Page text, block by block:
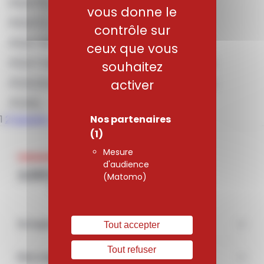
vous donne le
contrôle sur
ceux que vous
souhaitez
activer
Nos partenaires
(1)
Mesure
d'audience
(Matomo)
Tout accepter
Tout refuser
PER72 – Alliages base nickel
PER718 – Alliages base nickel
PER706 – Alliages base nickel
PER263 – Alliages base Nickel
1
Nos engagements